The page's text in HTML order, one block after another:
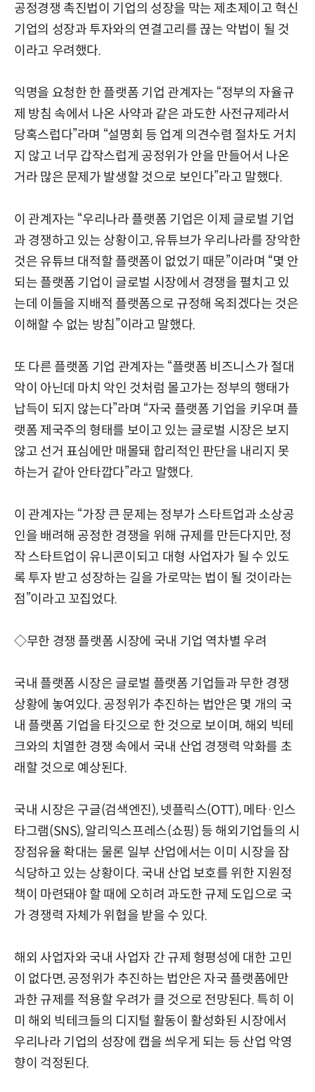
공정경쟁 촉진법이 기업의 성장을 막는 제초제이고 혁신
기업의 성장과 투자와의 연결고리를 끊는 악법이 될 것
이라고 우려했다.
익명을 요청한 한 플랫폼 기업 관계자는 “정부의 자율규
제 방침 속에서 나온 사약과 같은 과도한 사전규제라서
당혹스럽다”라며 “설명회 등 업계 의견수렴 절차도 거치
지 않고 너무 갑작스럽게 공정위가 안을 만들어서 나온
거라 많은 문제가 발생할 것으로 보인다”라고 말했다.
이 관계자는 “우리나라 플랫폼 기업은 이제 글로벌 기업
과 경쟁하고 있는 상황이고, 유튜브가 우리나라를 장악한
것은 유튜브 대적할 플랫폼이 없었기 때문”이라며 “몇 안
되는 플랫폼 기업이 글로벌 시장에서 경쟁을 펼치고 있
는데 이들을 지배적 플랫폼으로 규정해 옥죄겠다는 것은
이해할 수 없는 방침”이라고 말했다.
또 다른 플랫폼 기업 관계자는 “플랫폼 비즈니스가 절대
악이 아닌데 마치 악인 것처럼 몰고가는 정부의 행태가
납득이 되지 않는다”라며 “자국 플랫폼 기업을 키우며 플
랫폼 제국주의 형태를 보이고 있는 글로벌 시장은 보지
않고 선거 표심에만 매몰돼 합리적인 판단을 내리지 못
하는거 같아 안타깝다”라고 말했다.
이 관계자는 “가장 큰 문제는 정부가 스타트업과 소상공
인을 배려해 공정한 경쟁을 위해 규제를 만든다지만, 정
작 스타트업이 유니콘이되고 대형 사업자가 될 수 있도
록 투자 받고 성장하는 길을 가로막는 법이 될 것이라는
점”이라고 꼬집었다.
◇무한 경쟁 플랫폼 시장에 국내 기업 역차별 우려
국내 플랫폼 시장은 글로벌 플랫폼 기업들과 무한 경쟁
상황에 놓여있다. 공정위가 추진하는 법안은 몇 개의 국
내 플랫폼 기업을 타깃으로 한 것으로 보이며, 해외 빅테
크와의 치열한 경쟁 속에서 국내 산업 경쟁력 악화를 초
래할 것으로 예상된다.
국내 시장은 구글(검색엔진), 넷플릭스(OTT), 메타·인스
타그램(SNS), 알리익스프레스(쇼핑) 등 해외기업들의 시
장점유율 확대는 물론 일부 산업에서는 이미 시장을 잠
식당하고 있는 상황이다. 국내 산업 보호를 위한 지원정
책이 마련돼야 할 때에 오히려 과도한 규제 도입으로 국
가 경쟁력 자체가 위협을 받을 수 있다.
해외 사업자와 국내 사업자 간 규제 형평성에 대한 고민
이 없다면, 공정위가 추진하는 법안은 자국 플랫폼에만
과한 규제를 적용할 우려가 클 것으로 전망된다. 특히 이
미 해외 빅테크들의 디지털 활동이 활성화된 시장에서
우리나라 기업의 성장에 캡을 씌우게 되는 등 산업 악영
향이 걱정된다.